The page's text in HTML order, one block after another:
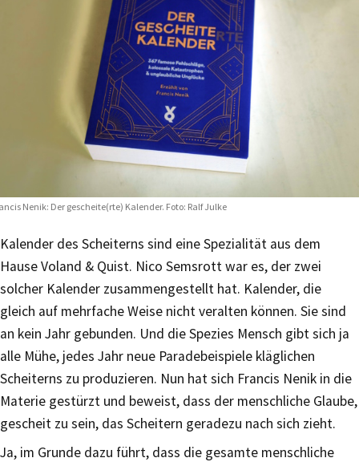
Nenik: Der gescheite(rte) Kalender. Foto: Ralf Julke
Kalender des Scheiterns sind eine Spezialität aus dem
Hause Voland & Quist. Nico Semsrott war es, der zwei
solcher Kalender zusammengestellt hat. Kalender, die
gleich auf mehrfache Weise nicht veralten können. Sie sind
an kein Jahr gebunden. Und die Spezies Mensch gibt sich ja
alle Mühe, jedes Jahr neue Paradebeispiele kläglichen
Scheiterns zu produzieren. Nun hat sich Francis Nenik in die
Materie gestürzt und beweist, dass der menschliche Glaube,
gescheit zu sein, das Scheitern geradezu nach sich zieht.
Ja, im Grunde dazu führt, dass die gesamte menschliche